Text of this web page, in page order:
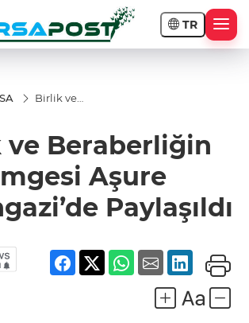
TR
Birlik ve
Osmangazi’de
Paylaşıldı
Beraberliğin
Aşure
Paylaşıldı